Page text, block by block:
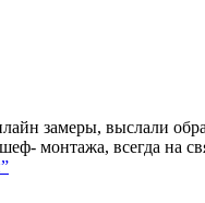
замеры, выслали
монтажа, всегда на